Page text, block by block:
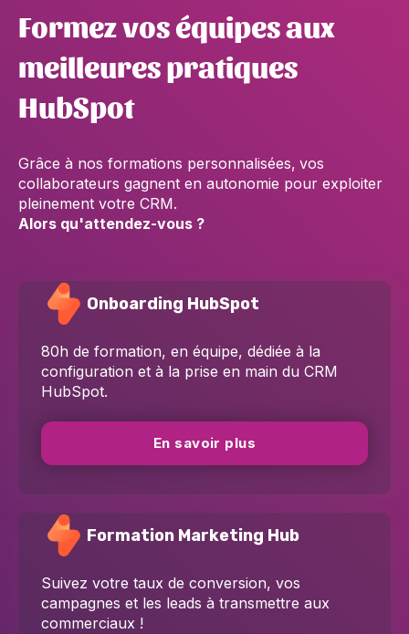
Formez vos équipes aux
meilleures pratiques
HubSpot
Grâce à nos formations personnalisées, vos
collaborateurs gagnent en autonomie pour exploiter
pleinement votre CRM.
Alors qu'attendez-vous ?
Onboarding HubSpot
80h de formation, en équipe, dédiée à la
configuration et à la prise en main du CRM
HubSpot.
En savoir plus
Formation Marketing Hub
Suivez votre taux de conversion, vos
campagnes et les leads à transmettre aux
commerciaux !